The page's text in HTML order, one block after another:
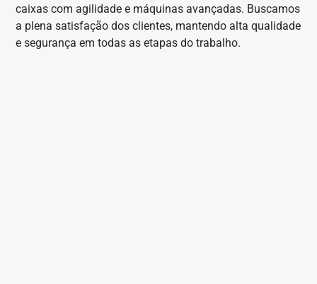
caixas com agilidade e máquinas avançadas. Buscamos
a plena satisfação dos clientes, mantendo alta qualidade
e segurança em todas as etapas do trabalho.